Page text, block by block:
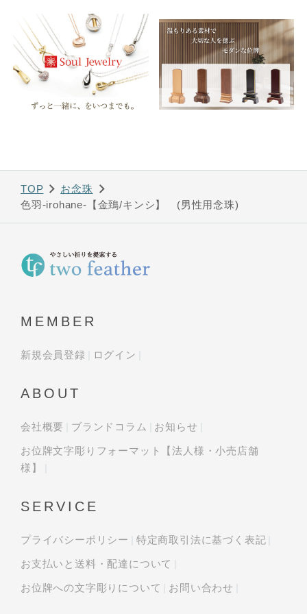
TOP
お念珠
色羽-irohane-【金鵄/キンシ】 (男性用念珠)
MEMBER
新規会員登録 ログイン
ABOUT
会社概要 ブランドコラム お知らせ
お位牌文字彫りフォーマット【法人様・小売店舗
様】
SERVICE
プライバシーポリシー 特定商取引法に基づく表記
お支払いと送料・配達について
お位牌への文字彫りについて お問い合わせ